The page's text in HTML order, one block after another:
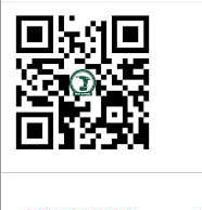
Máy cắt góc đa năng
Makita LS1019L
(1510W)
Giá:14068000
Bộ máy khoan 100
chi tiết Bosch GSB